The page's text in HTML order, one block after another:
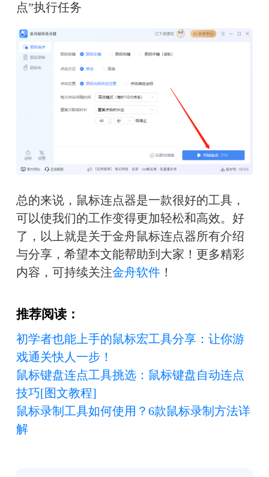
点”执行任务
总的来说，鼠标连点器是一款很好的工具，
可以使我们的工作变得更加轻松和高效。好
了，以上就是关于金舟鼠标连点器所有介绍
与分享，希望本文能帮助到大家！更多精彩
内容，可持续关注金舟软件！
推荐阅读：
初学者也能上手的鼠标宏工具分享：让你游
戏通关快人一步！
鼠标键盘连点工具挑选：鼠标键盘自动连点
技巧[图文教程]
鼠标录制工具如何使用？6款鼠标录制方法详
解